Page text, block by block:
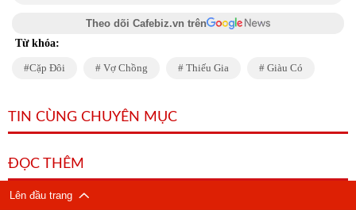
Theo dõi Cafebiz.vn trên
Từ khóa:
Cặp Đôi Vợ Chồng Thiếu Gia Giàu Có
TIN CÙNG CHUYÊN MỤC
ĐỌC THÊM
Lên đầu trang